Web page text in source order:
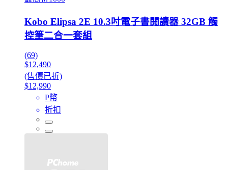
Kobo Elipsa 2E 10.3吋電子書閱讀器 32GB 觸
控筆二合一套組
(69)
$12,490
(售價已折)
$12,990
P幣
折扣